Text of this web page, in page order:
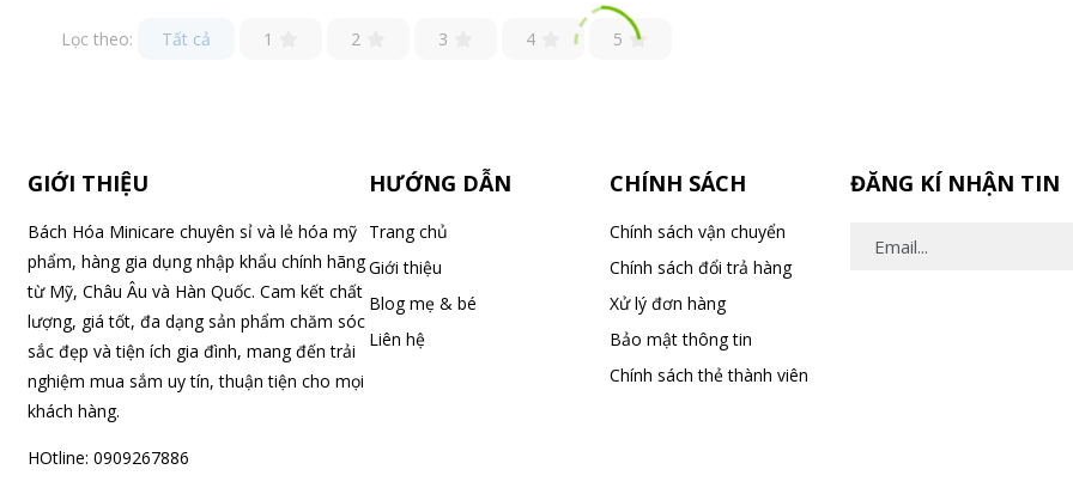
Lọc theo: Tất cả 1 2 3 4 5
GIỚI THIỆU
Bách Hóa Minicare chuyên sỉ và lẻ hóa mỹ
phẩm, hàng gia dụng nhập khẩu chính hãng
từ Mỹ, Châu Âu và Hàn Quốc. Cam kết chất
lượng, giá tốt, đa dạng sản phẩm chăm sóc
sắc đẹp và tiện ích gia đình, mang đến trải
nghiệm mua sắm uy tín, thuận tiện cho mọi
khách hàng.
HOtline: 0909267886
HƯỚNG DẪN
Trang chủ
Giới thiệu
Blog mẹ & bé
Liên hệ
CHÍNH SÁCH
Chính sách vận chuyển
Chính sách đổi trả hàng
Xử lý đơn hàng
Bảo mật thông tin
Chính sách thẻ thành viên
ĐĂNG KÍ NHẬN TIN